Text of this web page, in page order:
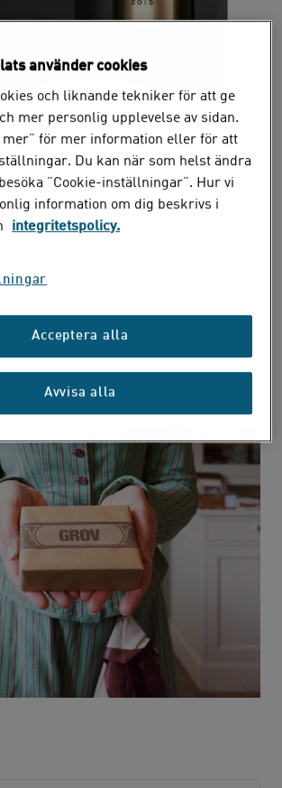
från franskans ”cartouche” och
började brukas redan på 1600-talet.
och hagel.
de vägde just 250 gram hör samman med
använder cookies
och liknande tekniker för att ge
mer personlig upplevelse av sidan.
mer” för mer information eller för att
Du kan när som helst ändra
”Cookie-inställningar”. Hur vi
information om dig beskrivs i
integritetspolicy.
Acceptera alla
Avvisa alla